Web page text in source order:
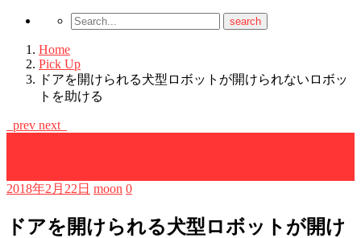
Home
Pick Up
ドアを開けられる犬型ロボットが開けられないロボッ
トを助ける
prev next
2018年2月22日 moon 0
ドアを開けられる犬型ロボットが開け